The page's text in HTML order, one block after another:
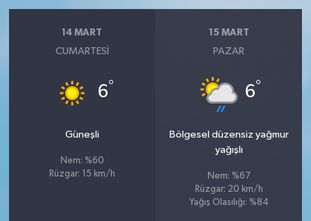
14 MART
CUMARTESI
6°
Güneşli
Nem: %60
Rüzgar: 15 km/h
15 MART
PAZAR
6°
Bölgesel düzensiz yağmur
yağışlı
Nem: %67
Rüzgar: 20 km/h
Yağış Olasılığı: %84